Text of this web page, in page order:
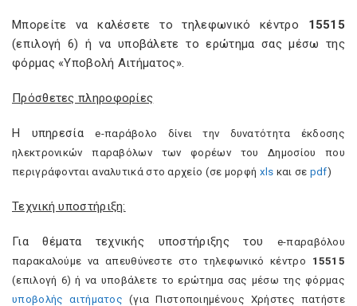
Μπορείτε να καλέσετε το τηλεφωνικό κέντρο 15515
(επιλογή 6) ή να υποβάλετε το ερώτημα σας μέσω της
φόρμας «Υποβολή Αιτήματος».
Πρόσθετες πληροφορίες
Η υπηρεσίαe-παράβολο δίνει την δυνατότητα έκδοσης
ηλεκτρονικών παραβόλων των φορέων του Δημοσίου που
περιγράφονται αναλυτικά στο αρχείο (σε μορφή xls και σε pdf)
Τεχνική υποστήριξη:
Για θέματα τεχνικής υποστήριξης του e-παραβόλου
παρακαλούμε να απευθύνεστε στο τηλεφωνικό κέντρο 15515
(επιλογή 6) ή να υποβάλετε το ερώτημα σας μέσω της φόρμας
υποβολής αιτήματος (για Πιστοποιημένους Χρήστες πατήστε